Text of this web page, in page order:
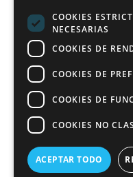
13
5
de
© 2026 - Marco &
COOKIES
NECESARIAS
COOKIES DE
COOKIES DE
COOKIES DE
COOKIES NO
ACEPTAR TODO